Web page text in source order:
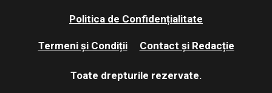
Politica de Confidențialitate
Termeni și Condiții Contact și Redacție
Toate drepturile rezervate.